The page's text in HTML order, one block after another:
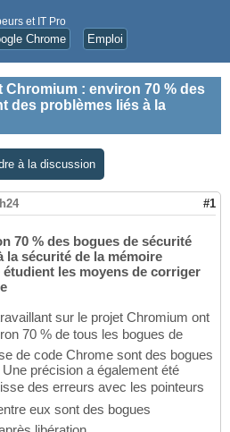
et IT Pro
Chrome Emploi
Chromium : environ 70 % des
des problèmes liés à la
à la discussion
#1
70 % des bogues de sécurité
la sécurité de la mémoire
les moyens de corriger
sur le projet Chromium ont
70 % de tous les bogues de
de code Chrome sont des bogues
précision a également été
des erreurs avec les pointeurs
eux sont des bogues